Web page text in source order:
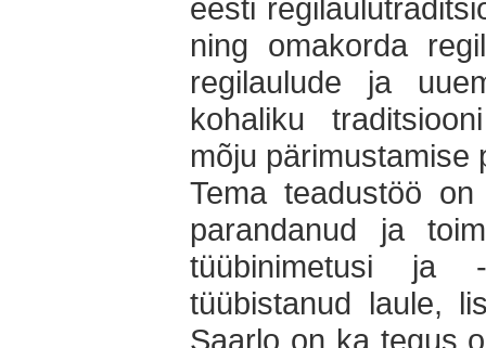
eesti
ning omakorda
regilaulude ja
kohaliku
mõju pärimustamise
Tema teadustöö
parandanud ja
tüübinimetusi ja
tüübistanud laule,
Saarlo on ka tegus